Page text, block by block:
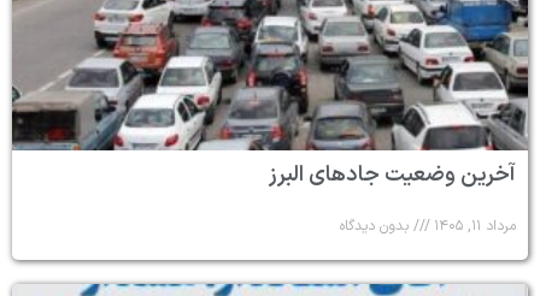
آخرین وضعیت جادهای البرز
مرداد ۱۱, ۱۴۰۵ بدون دیدگاه